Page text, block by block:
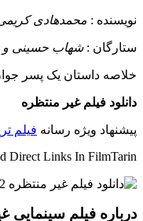
نويسنده : محمدهادی
ستارگان :شهاب حسینی و
خلاصه داستان یک پسر
دانلود فیلم غیر منتظره
پیشنهاد ویژه رسانه فیلم
Direct Links In FilmTarin
درباره فیلم سینمایی